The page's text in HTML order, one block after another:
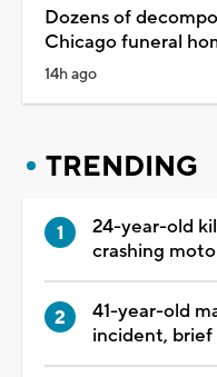
Dozens of
Chicago funeral
14h ago
TRENDING
24-year-old
crashing
41-year-old
incident, brief